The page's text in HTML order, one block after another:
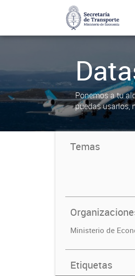
Ponemos a tu
puedas usarlos,
Temas
Ministerio de
Etiquetas